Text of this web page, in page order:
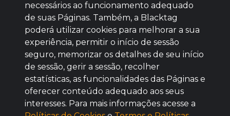
Baixe agora nosso app
necessários ao funcionamento adequado
de suas Páginas. Também, a Blacktag
poderá utilizar cookies para melhorar a sua
experiência, permitir o início de sessão
seguro, memorizar os detalhes de seu início
de sessão, gerir a sessão, recolher
estatísticas, as funcionalidades das Páginas e
oferecer conteúdo adequado aos seus
interesses. Para mais informações acesse a